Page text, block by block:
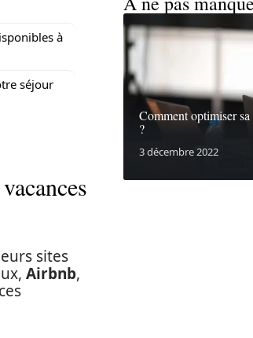
à
séjour
sites
Airbnb,
Comment optimiser
?
3 décembre 2022